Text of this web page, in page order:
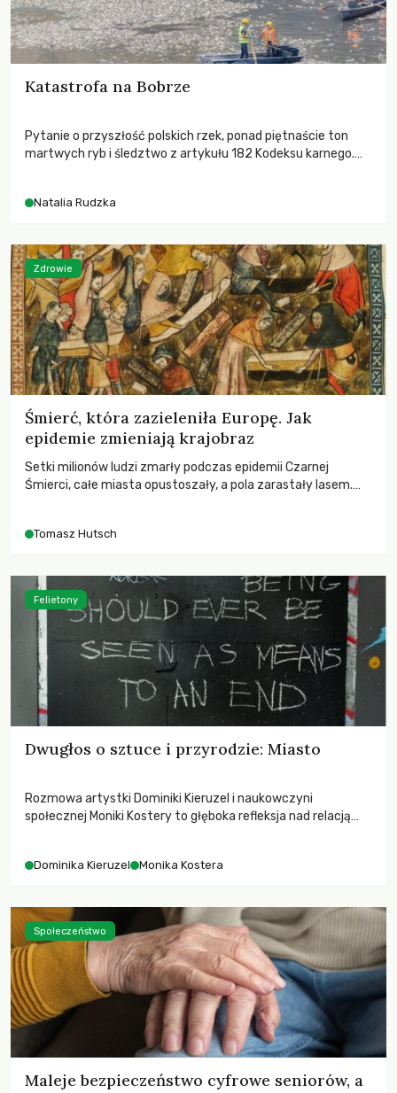
Katastrofa na Bobrze
Pytanie o przyszłość polskich rzek, ponad piętnaście ton
martwych ryb i śledztwo z artykułu 182 Kodeksu karnego.
zdarzeń prowadzących do biologicznej śmierci rzeki.
Natalia Rudzka
Śmierć, która zazieleniła Europę. Jak
epidemie zmieniają krajobraz
Setki milionów ludzi zmarły podczas epidemii Czarnej
Śmierci, całe miasta opustoszały, a pola zarastały lasem.
największych katastrof w swoich dziejach.
Tomasz Hutsch
Zdrowie
Dwugłos o sztuce i przyrodzie: Miasto
Rozmowa artystki Dominiki Kieruzel i naukowczyni
społecznej Moniki Kostery to głęboka refleksja nad relacją
Dominika Kieruzel Monika Kostera
Felietony
Maleje bezpieczeństwo cyfrowe seniorów, a
Społeczeństwo